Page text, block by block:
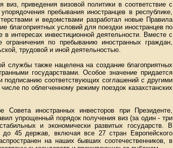
приведения визовой политики в соответствие с
пребывания иностранцев в республике,
и ведомствами разработал новые Правила
благоприятных условий для поездки иностранцев по
интересах инвестиционной деятельности. Вместе с
по пребыванию иностранных граждан,
трудовой и иной деятельностью.
службы также нацелена на создание благоприятных
государствами. Особое значение придается
подписанию соответствующих соглашений с другими
по облегченному режиму поездок казахстанских
иностранных инвесторов при Президенте,
упрощенный порядок получения виз (за один - три
и экономически развитых государств. В
45 держав, включая все 27 стран Европейского
на наших бывших соотечественников, в